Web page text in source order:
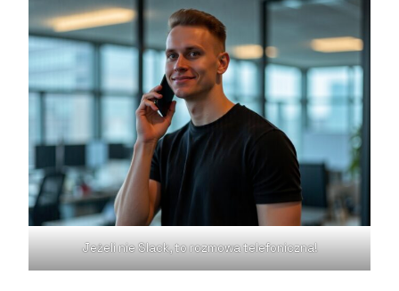
Jeżeli nie Slack, to rozmowa telefoniczna!